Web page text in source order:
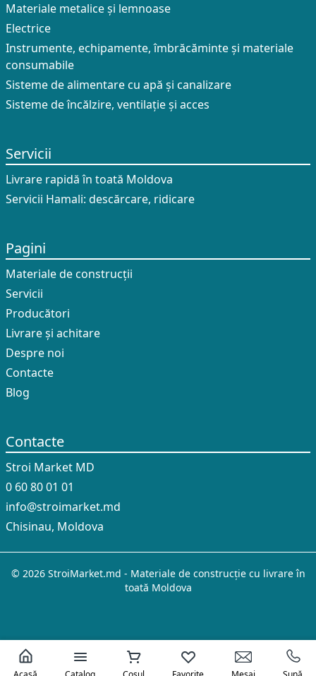
Materiale metalice și lemnoase
Electrice
Instrumente, echipamente, îmbrăcăminte și materiale
consumabile
Sisteme de alimentare cu apă și canalizare
Sisteme de încălzire, ventilație și acces
Servicii
Livrare rapidă în toată Moldova
Servicii Hamali: descărcare, ridicare
Pagini
Materiale de construcții
Servicii
Producători
Livrare și achitare
Despre noi
Contacte
Blog
Contacte
Stroi Market MD
0 60 80 01 01
info@stroimarket.md
Chisinau, Moldova
© 2026 StroiMarket.md - Materiale de construcție cu livrare în
toată Moldova